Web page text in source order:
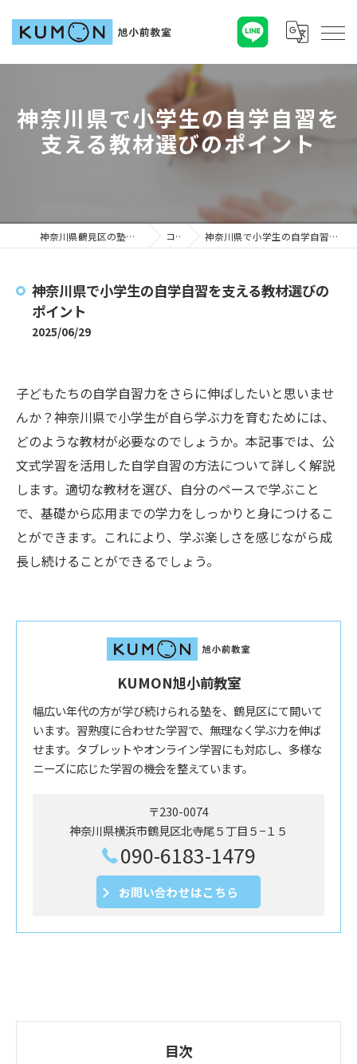
神奈川県で小学生の自学自習を
支える教材選びのポイント
神奈川県鶴見区の塾ならKUMON旭小前教室 コラム 神奈川県で小学生の自学自習を支える教材選びのポイント
神奈川県で小学生の自学自習を支える教材選びの
ポイント
2025/06/29
子どもたちの自学自習力をさらに伸ばしたいと思いませ
んか？神奈川県で小学生が自ら学ぶ力を育むためには、
どのような教材が必要なのでしょうか。本記事では、公
文式学習を活用した自学自習の方法について詳しく解説
します。適切な教材を選び、自分のペースで学ぶこと
で、基礎から応用までの学力をしっかりと身につけるこ
とができます。これにより、学ぶ楽しさを感じながら成
長し続けることができるでしょう。
KUMON旭小前教室
幅広い年代の方が学び続けられる塾を、鶴見区にて開いて
います。習熟度に合わせた学習で、無理なく学ぶ力を伸ば
せます。タブレットやオンライン学習にも対応し、多様な
ニーズに応じた学習の機会を整えています。
〒230-0074
神奈川県横浜市鶴見区北寺尾５丁目５−１５
090-6183-1479
お問い合わせはこちら
目次